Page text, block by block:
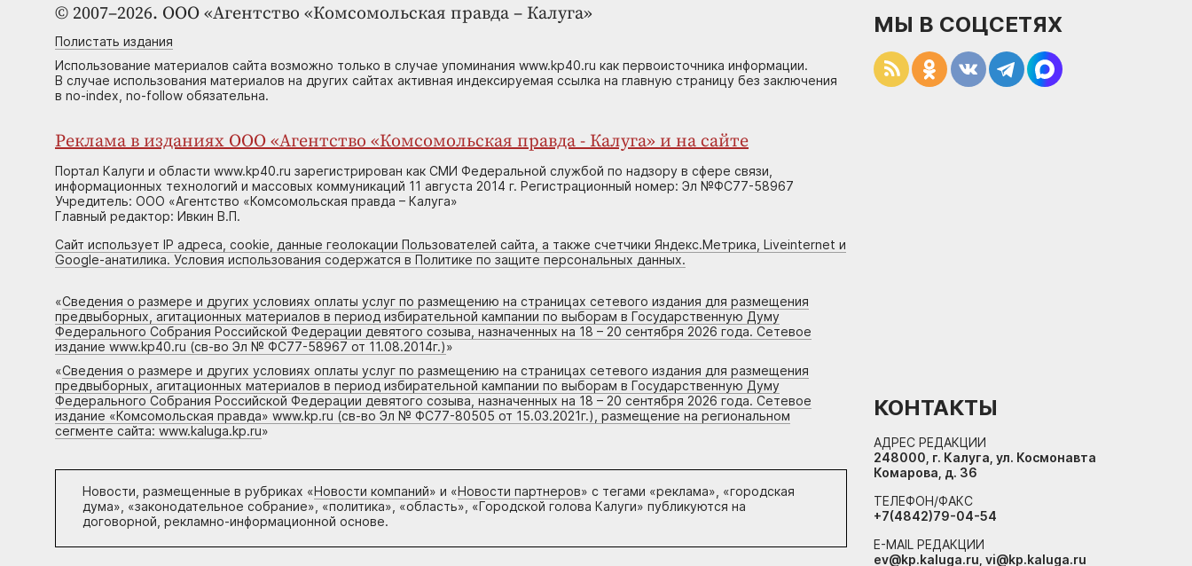
© 2007–2026. ООО «Агентство «Комсомольская правда – Калуга»
Полистать издания
Использование материалов сайта возможно только в случае упоминания www.kp40.ru как первоисточника информации.
В случае использования материалов на других сайтах активная индексируемая ссылка на главную страницу без заключения
в no-index, no-follow обязательна.
Реклама в изданиях ООО «Агентство «Комсомольская правда - Калуга» и на сайте
Портал Калуги и области www.kp40.ru зарегистрирован как СМИ Федеральной службой по надзору в сфере связи,
информационных технологий и массовых коммуникаций 11 августа 2014 г. Регистрационный номер: Эл №ФС77-58967
Учредитель: ООО «Агентство «Комсомольская правда – Калуга»
Главный редактор: Ивкин В.П.
Сайт использует IP адреса, cookie, данные геолокации Пользователей сайта, а также счетчики Яндекс.Метрика, Liveinternet и
Google-анатилика. Условия использования содержатся в Политике по защите персональных данных.
«Сведения о размере и других условиях оплаты услуг по размещению на страницах сетевого издания для размещения
предвыборных, агитационных материалов в период избирательной кампании по выборам в Государственную Думу
Федерального Собрания Российской Федерации девятого созыва, назначенных на 18 – 20 сентября 2026 года. Сетевое
издание www.kp40.ru (св-во Эл № ФС77-58967 от 11.08.2014г.)»
«Сведения о размере и других условиях оплаты услуг по размещению на страницах сетевого издания для размещения
предвыборных, агитационных материалов в период избирательной кампании по выборам в Государственную Думу
Федерального Собрания Российской Федерации девятого созыва, назначенных на 18 – 20 сентября 2026 года. Сетевое
издание «Комсомольская правда» www.kp.ru (св-во Эл № ФС77-80505 от 15.03.2021г.), размещение на региональном
сегменте сайта: www.kaluga.kp.ru»
Новости, размещенные в рубриках «Новости компаний» и «Новости партнеров» с тегами «реклама», «городская
дума», «законодательное собрание», «политика», «область», «Городской голова Калуги» публикуются на
договорной, рекламно-информационной основе.
МЫ В СОЦСЕТЯХ
КОНТАКТЫ
АДРЕС РЕДАКЦИИ
248000, г. Калуга, ул. Космонавта
Комарова, д. 36
ТЕЛЕФОН/ФАКС
+7(4842)79-04-54
E-MAIL РЕДАКЦИИ
ev@kp.kaluga.ru, vi@kp.kaluga.ru